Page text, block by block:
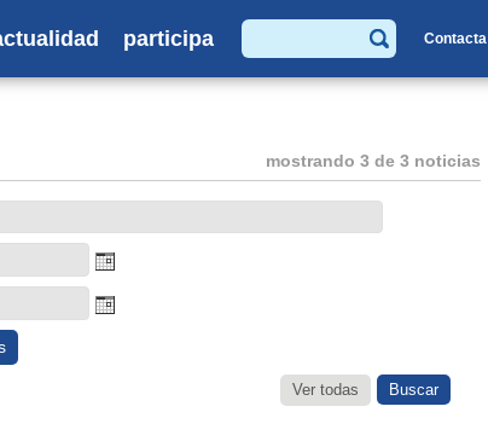
participa
Buscar
Contacta
mostrando 3 de 3 noticias
Ver todas